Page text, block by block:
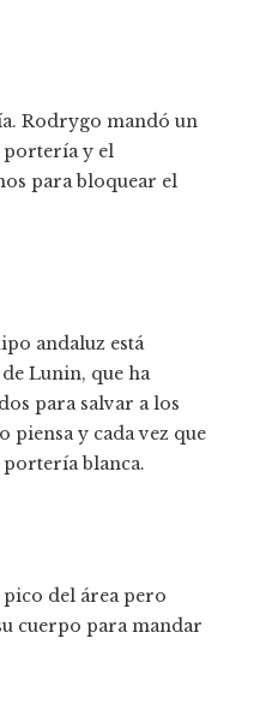
Rodrygo mandó un
y el
para bloquear el
andaluz está
Lunin, que ha
para salvar a los
piensa y cada vez que
portería blanca.
del área pero
cuerpo para mandar